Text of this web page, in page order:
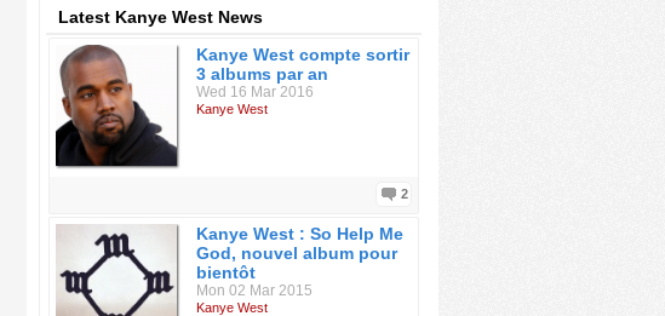
Latest Kanye West News
Kanye West compte sortir
3 albums par an
Wed 16 Mar 2016
Kanye West
2
Kanye West : So Help Me
God, nouvel album pour
bientôt
Mon 02 Mar 2015
Kanye West